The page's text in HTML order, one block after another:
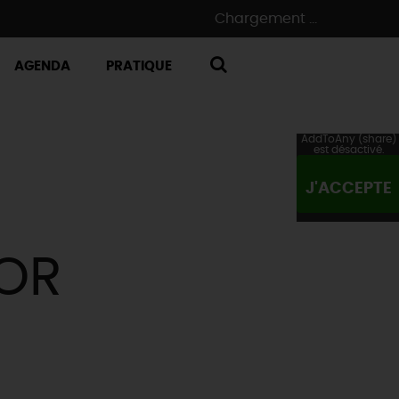
Chargement ...
AGENDA PRATIQUE
AddToAny (share)
est désactivé.
J'ACCEPTE